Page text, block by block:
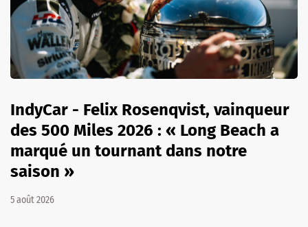
IndyCar - Felix Rosenqvist, vainqueur
des 500 Miles 2026 : « Long Beach a
marqué un tournant dans notre
saison »
5 août 2026